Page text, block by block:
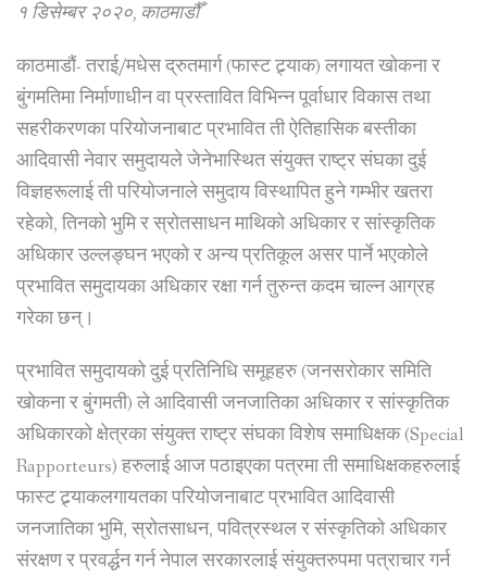
१ डिसेम्बर २०२०, काठमाडौँ
काठमाडौं- तराई/मधेस द्रुतमार्ग (फास्ट ट्र्याक) लगायत खोकना र
बुंगमतिमा निर्माणाधीन वा प्रस्तावित विभिन्न पूर्वाधार विकास तथा
सहरीकरणका परियोजनाबाट प्रभावित ती ऐतिहासिक बस्तीका
आदिवासी नेवार समुदायले जेनेभास्थित संयुक्त राष्ट्र संघका दुई
विज्ञहरूलाई ती परियोजनाले समुदाय विस्थापित हुने गम्भीर खतरा
रहेको, तिनको भुमि र स्रोतसाधन माथिको अधिकार र सांस्कृतिक
अधिकार उल्लङ्घन भएको र अन्य प्रतिकूल असर पार्ने भएकोले
प्रभावित समुदायका अधिकार रक्षा गर्न तुरुन्त कदम चाल्न आग्रह
गरेका छन्।
प्रभावित समुदायको दुई प्रतिनिधि समूहहरु (जनसरोकार समिति
खोकना र बुंगमती) ले आदिवासी जनजातिका अधिकार र सांस्कृतिक
अधिकारको क्षेत्रका संयुक्त राष्ट्र संघका विशेष समाधिक्षक (Special
Rapporteurs) हरुलाई आज पठाइएका पत्रमा ती समाधिक्षकहरुलाई
फास्ट ट्र्याकलगायतका परियोजनाबाट प्रभावित आदिवासी
जनजातिका भुमि, स्रोतसाधन, पवित्रस्थल र संस्कृतिको अधिकार
संरक्षण र प्रवर्द्धन गर्न नेपाल सरकारलाई संयुक्तरुपमा पत्राचार गर्न